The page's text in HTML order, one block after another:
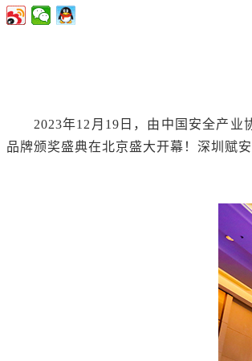
2023年12 月 19 日，由中国安全产业
品牌颁奖盛典在北京盛大开幕！深圳赋安